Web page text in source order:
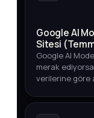
Google AI
Sitesi
Google AI
merak
verilerine göre
yollarını